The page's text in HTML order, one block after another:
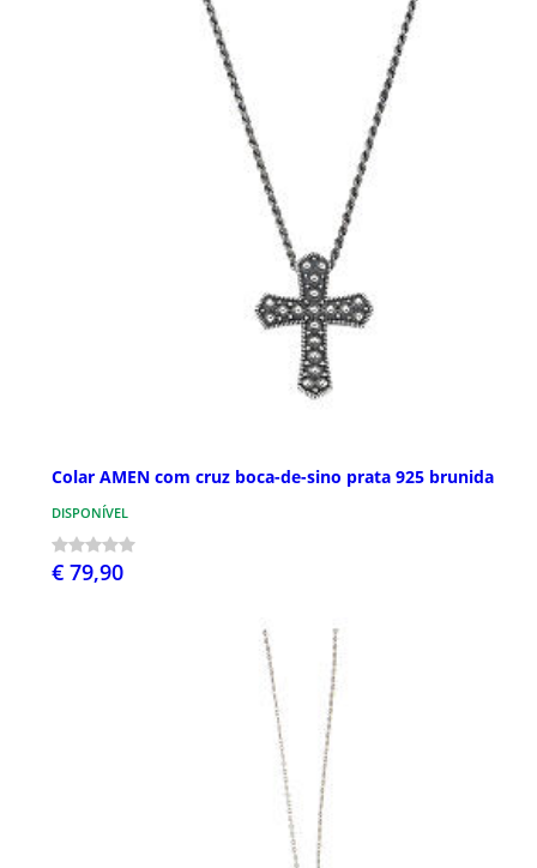
Colar AMEN com cruz boca-de-sino prata 925 brunida
DISPONÍVEL
€ 79,90